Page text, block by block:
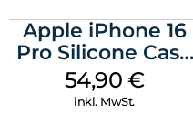
Apple iPhone 16
Pro Silicone Case
MagSafe Black
54,90 €
inkl. MwSt.